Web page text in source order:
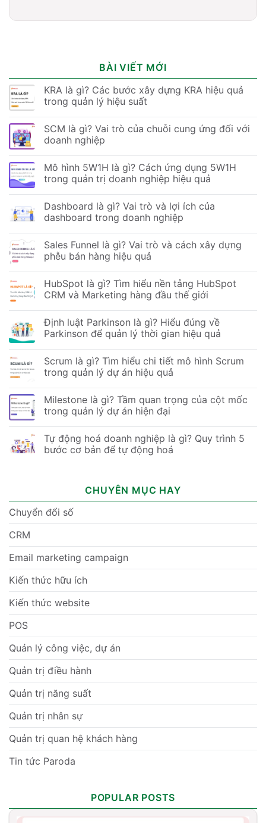
BÀI VIẾT MỚI
KRA là gì? Các bước xây dựng KRA hiệu quả
trong quản lý hiệu suất
SCM là gì? Vai trò của chuỗi cung ứng đối với
doanh nghiệp
Mô hình 5W1H là gì? Cách ứng dụng 5W1H
trong quản trị doanh nghiệp hiệu quả
Dashboard là gì? Vai trò và lợi ích của
dashboard trong doanh nghiệp
Sales Funnel là gì? Vai trò và cách xây dựng
phễu bán hàng hiệu quả
HubSpot là gì? Tìm hiểu nền tảng HubSpot
CRM và Marketing hàng đầu thế giới
Định luật Parkinson là gì? Hiểu đúng về
Parkinson để quản lý thời gian hiệu quả
Scrum là gì? Tìm hiểu chi tiết mô hình Scrum
trong quản lý dự án hiệu quả
Milestone là gì? Tầm quan trọng của cột mốc
trong quản lý dự án hiện đại
Tự động hoá doanh nghiệp là gì? Quy trình 5
bước cơ bản để tự động hoá
CHUYÊN MỤC HAY
Chuyển đổi số
CRM
Email marketing campaign
Kiến thức hữu ích
Kiến thức website
POS
Quản lý công việc, dự án
Quản trị điều hành
Quản trị năng suất
Quản trị nhân sự
Quản trị quan hệ khách hàng
Tin tức Paroda
POPULAR POSTS